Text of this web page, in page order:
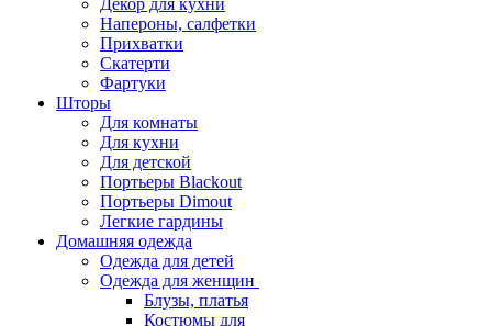
Декор для кухни
Напероны, салфетки
Прихватки
Скатерти
Фартуки
Шторы
Для комнаты
Для кухни
Для детской
Портьеры Blackout
Портьеры Dimout
Легкие гардины
Домашняя одежда
Одежда для детей
Одежда для женщин
Блузы, платья
Костюмы для